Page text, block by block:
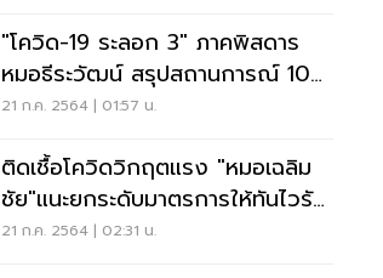
"โควิด-19 ระลอก 3" ภาคพิสดาร
หมอธีระวัฒน์ สรุปสถานการณ์ 10
ข้อจบที่เดียว
21 ก.ค. 2564 | 01:57 น.
ติดเชื้อโควิดวิกฤตแรง "หมอเฉลิม
ชัย"แนะยกระดับมาตรการให้ทันไวรัส
เดลตา
21 ก.ค. 2564 | 02:31 น.